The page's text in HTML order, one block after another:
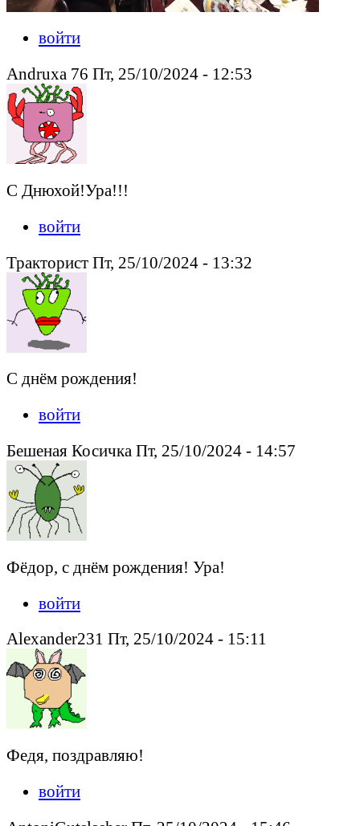
войти
Andruxa 76 Пт, 25/10/2024 - 12:53
С Днюхой!Ура!!!
войти
Тракторист Пт, 25/10/2024 - 13:32
С днём рождения!
войти
Бешеная Косичка Пт, 25/10/2024 - 14:57
Фёдор, с днём рождения! Ура!
войти
Alexander231 Пт, 25/10/2024 - 15:11
Федя, поздравляю!
войти